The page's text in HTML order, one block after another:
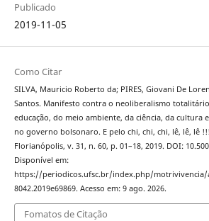
Publicado
2019-11-05
Como Citar
SILVA, Mauricio Roberto da; PIRES, Giovani De
Santos. Manifesto contra o neoliberalismo
educação, do meio ambiente, da ciência, da cultura
no governo bolsonaro. E pelo chi, chi, chi, lê, lê, lê
Florianópolis, v. 31, n. 60, p. 01–18, 2019. DOI:
Disponível em:
https://periodicos.ufsc.br/index.php/
8042.2019e69869. Acesso em: 9 ago. 2026.
Fomatos de Citação